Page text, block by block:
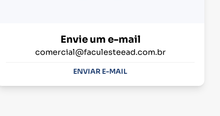
Envie um e-mail
comercial@faculesteead.com.br
ENVIAR E-MAIL